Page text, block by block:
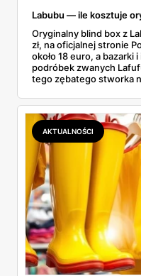
Labubu — ile kosztuje
Oryginalny blind box z
zł, na oficjalnej stronie
około 18 euro, a bazarki
podróbek zwanych
tego zębatego stworka
kosztuje i po czym
podróbki. Spisałam
łącznie z jedną wpadką,
AKTUALNOŚCI